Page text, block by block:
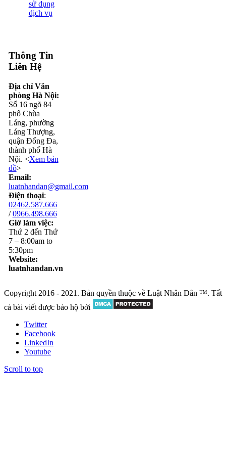
sử dụng
dịch vụ
Thông Tin
Liên Hệ
Địa chỉ Văn
phòng Hà Nội:
Số 16 ngõ 84
phố Chùa
Láng, phường
Láng Thượng,
quận Đống Đa,
thành phố Hà
Nội. <Xem bản
đồ>
Email:
luatnhandan@gmail.com
Điện thoại:
02462.587.666
/0966.498.666
Giờ làm việc:
Thứ 2 đến Thứ
7 – 8:00am to
5:30pm
Website:
luatnhandan.vn
Copyright 2016 - 2021. Bản quyền thuộc về Luật Nhân Dân ™. Tất
cả bài viết được bảo hộ bởi
Twitter
Facebook
LinkedIn
Youtube
Scroll to top